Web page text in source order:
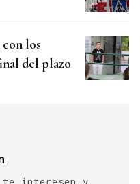
los
del plazo
te interesen y